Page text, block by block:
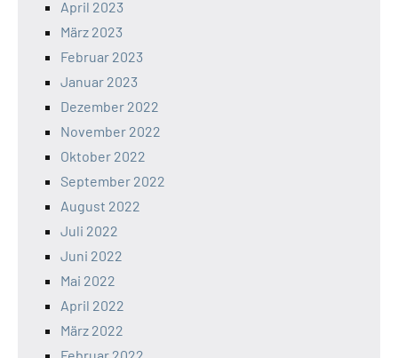
April 2023
März 2023
Februar 2023
Januar 2023
Dezember 2022
November 2022
Oktober 2022
September 2022
August 2022
Juli 2022
Juni 2022
Mai 2022
April 2022
März 2022